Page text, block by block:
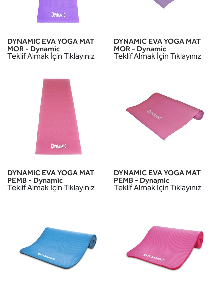
DYNAMIC EVA YOGA MAT
MOR - Dynamic
Teklif Almak İçin Tıklayınız
DYNAMIC EVA YOGA MAT
MOR - Dynamic
Teklif Almak İçin Tıklayınız
DYNAMIC EVA YOGA MAT
PEMB - Dynamic
Teklif Almak İçin Tıklayınız
DYNAMIC EVA YOGA MAT
PEMB - Dynamic
Teklif Almak İçin Tıklayınız